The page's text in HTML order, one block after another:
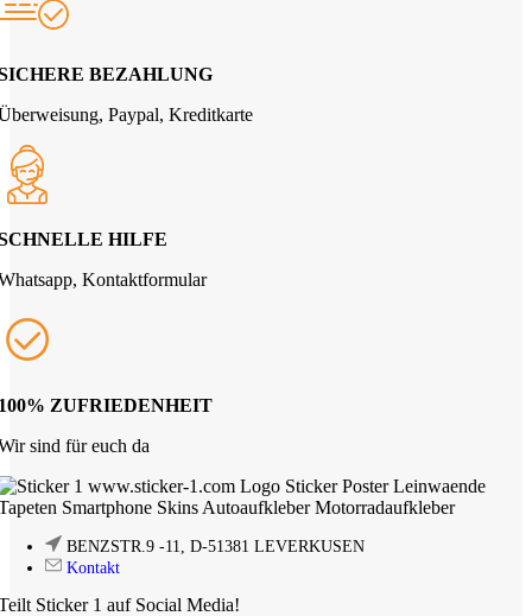
BEZAHLUNG
Paypal, Kreditkarte
HILFE
Kontaktformular
ZUFRIEDENHEIT
sind für euch da
BENZSTR.9 -11, D-51381 LEVERKUSEN
Kontakt
Sticker 1 auf Social Media!